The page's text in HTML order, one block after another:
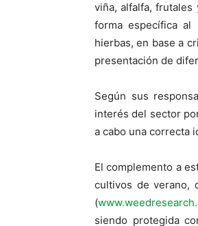
viña, alfalfa, frutales
forma específica al
hierbas, en base a
presentación de
Según sus
interés del sector
a cabo una correcta
El complemento a
cultivos de verano,
(
siendo protegida